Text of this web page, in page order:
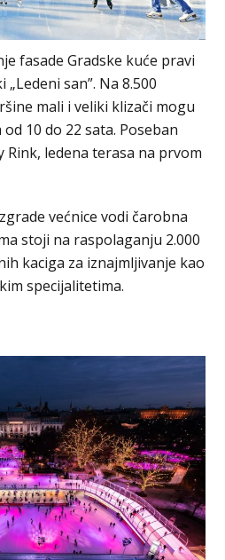
fasade Gradske kuće pravi
san”. Na 8.500
mali i veliki klizači mogu
10 do 22 sata. Poseban
Rink, ledena terasa na prvom
većnice vodi čarobna
stoji na raspolaganju 2.000
kaciga za iznajmljivanje kao
specijalitetima.